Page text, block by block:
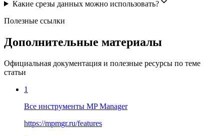
Какие срезы данных можно использовать?
Полезные ссылки
Дополнительные материалы
Официальная документация и полезные ресурсы по теме
статьи
1
Все инструменты MP Manager
https://mpmgr.ru/features